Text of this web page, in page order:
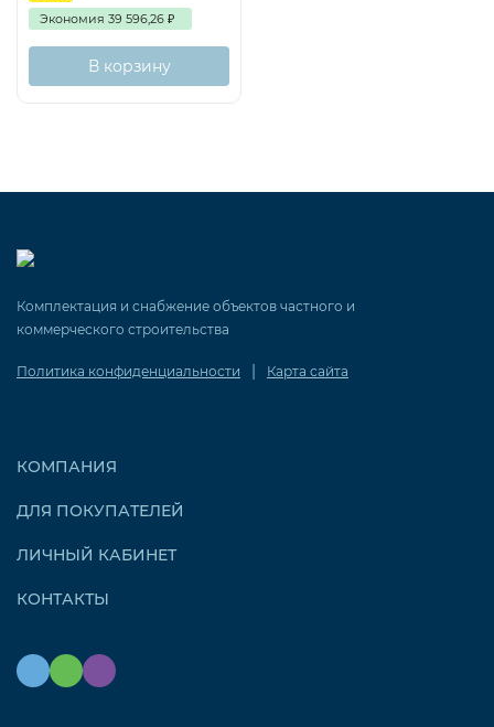
Экономия 39 596,26 ₽
В корзину
Комплектация и снабжение объектов частного и
коммерческого строительства
Политика конфиденциальности | Карта сайта
КОМПАНИЯ
ДЛЯ ПОКУПАТЕЛЕЙ
ЛИЧНЫЙ КАБИНЕТ
КОНТАКТЫ